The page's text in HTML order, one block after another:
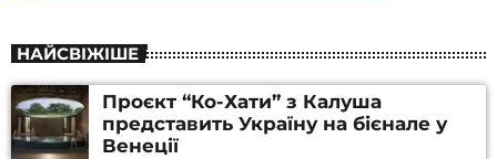
НАЙСВІЖІШЕ
Проєкт “Ко-Хати” з Калуша
представить Україну на бієнале у
Венеції